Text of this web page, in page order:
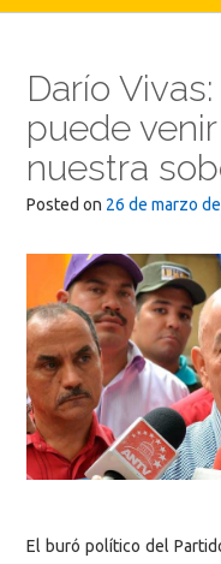
Darío
puede
nuestra
Posted on 26 de marzo
El buró político del